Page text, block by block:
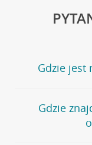
Gdzie jest
Jeśli szukasz
stronęPlacówki i
wygodna
Gdzie